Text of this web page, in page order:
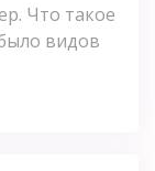
Что такое
видов